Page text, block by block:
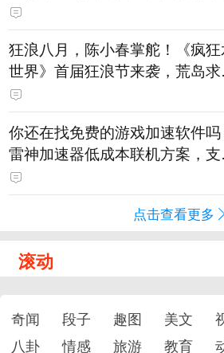
狂浪八月，陈小春掌舵！《疯
世界》首届狂浪节来袭，荒岛
直播即将开启
你还在找免费的游戏加速软件吗
雷神加速器低成本联机方案，
免费试用
点击查看更多
滚动
奇闻 段子 趣图 美文
八卦
情感 旅游 教育